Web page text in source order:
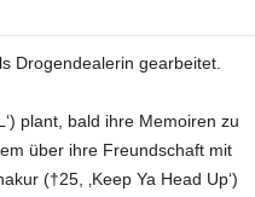
Drogendealerin gearbeitet.
plant, bald ihre Memoiren zu
über ihre Freundschaft mit
(†25, ‚Keep Ya Head Up‘)